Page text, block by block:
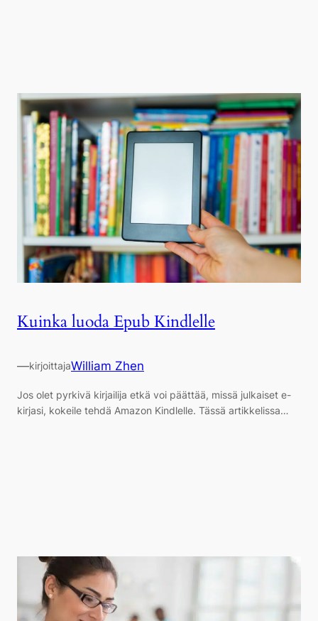
Kuinka luoda Epub Kindlelle
—kirjoittajaWilliam Zhen
Jos olet pyrkivä kirjailija etkä voi päättää, missä julkaiset e-
kirjasi, kokeile tehdä Amazon Kindlelle. Tässä artikkelissa…